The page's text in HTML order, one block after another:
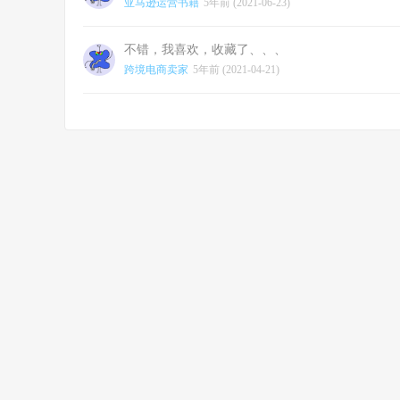
亚马逊运营书籍 5年前 (2021-06-23)
不错，我喜欢，收藏了、、、
跨境电商卖家 5年前 (2021-04-21)